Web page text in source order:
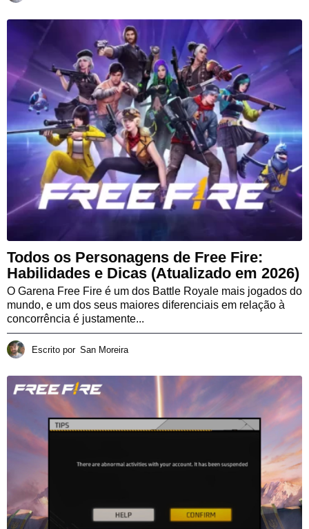
Todos os Personagens de Free Fire:
Habilidades e Dicas (Atualizado em 2026)
O Garena Free Fire é um dos Battle Royale mais jogados do
mundo, e um dos seus maiores diferenciais em relação à
concorrência é justamente...
Escrito por San Moreira